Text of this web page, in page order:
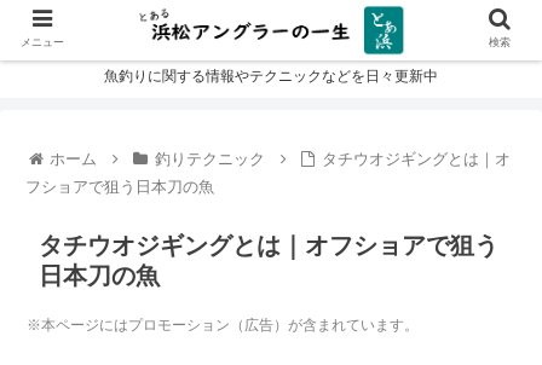
魚釣りに関する情報やテクニックなどを日々更新中
ホーム 釣りテクニック
タチウオジギングとは｜オ
フショアで狙う日本刀の魚
タチウオジギングとは｜オフショアで狙う
日本刀の魚
※本ページにはプロモーション（広告）が含まれています。
メニュー 検索